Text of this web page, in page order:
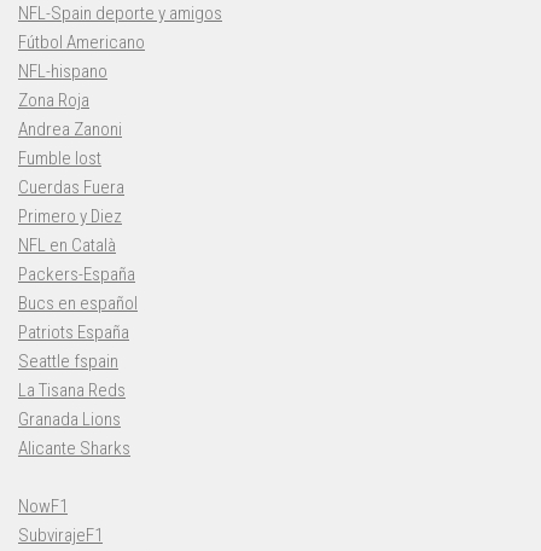
NFL-Spain deporte y amigos
Fútbol Americano
NFL-hispano
Zona Roja
Andrea Zanoni
Fumble lost
Cuerdas Fuera
Primero y Diez
NFL en Català
Packers-España
Bucs en español
Patriots España
Seattle fspain
La Tisana Reds
Granada Lions
Alicante Sharks
NowF1
SubvirajeF1